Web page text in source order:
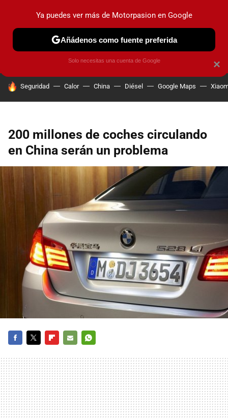
PRUEBAS COCHES ELÉCTRICOS OBSERVATORIO
HOY SE HABLA DE
Seguridad Calor China Diésel Google Maps
200 millones de coches circulando
en China serán un problema
MAIL
×
Ya puedes ver más de Motorpasion en Google
Añádenos como fuente preferida
Solo necesitas una cuenta de Google